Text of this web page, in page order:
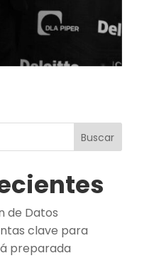
Buscar
de Datos
clave para
preparada